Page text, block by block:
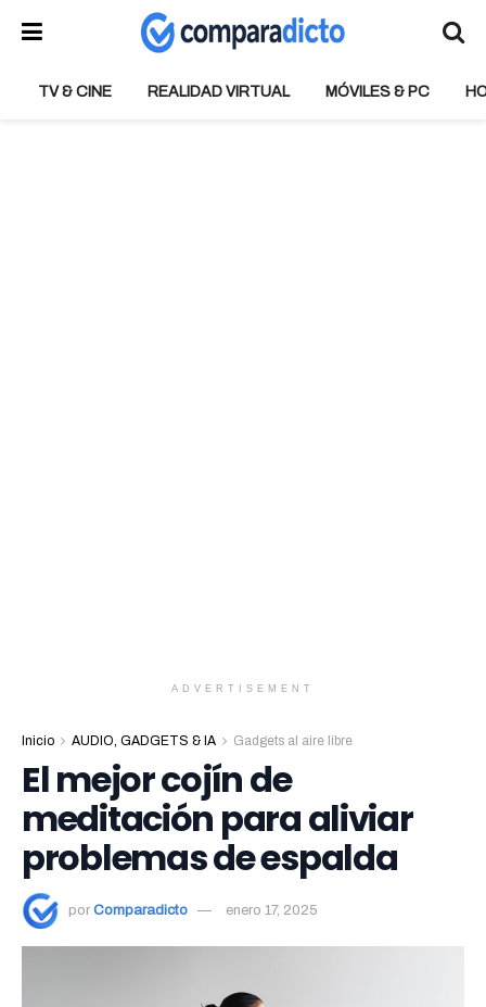
TV & CINE REALIDAD VIRTUAL MÓVILES & PC
ADVERTISEMENT
Inicio AUDIO, GADGETS & IA Gadgets al aire libre
El mejor cojín de
meditación para aliviar
problemas de espalda
por Comparadicto enero 17, 2025